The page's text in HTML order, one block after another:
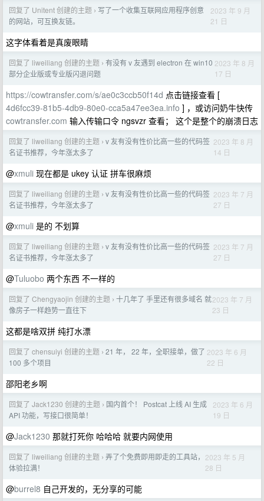
回复了 Unitent 创建的主题 › 写了一个收集互联网应用程序创意
的网站，可互换友链。
2023 年 9 月
21 日
这字体看着是真废眼睛
回复了 liweiliang 创建的主题 › 有没有 v 友遇到 electron 在 win10
部分企业版或专业版闪退问题
2023 年 8 月
17 日
https://cowtransfer.com/s/ae0c3ccb50f14d 点击链接查看 [
4d6fcc39-81b5-4db9-80e0-cca5a47ee3ea.info ] ，或访问奶牛快传
cowtransfer.com 输入传输口令 ngsvzr 查看； 这个是整个的崩溃日志
回复了 liweiliang 创建的主题 › v 友有没有性价比高一些的代码签
名证书推荐，今年涨太多了
2023 年 8 月
14 日
@xmuli 现在都是 ukey 认证 拼车很麻烦
回复了 liweiliang 创建的主题 › v 友有没有性价比高一些的代码签
名证书推荐，今年涨太多了
2023 年 7 月
27 日
@xmuli 是的 不划算
回复了 liweiliang 创建的主题 › v 友有没有性价比高一些的代码签
名证书推荐，今年涨太多了
2023 年 7 月
27 日
@Tuluobo 两个东西 不一样的
回复了 Chengyaojin 创建的主题 › 十几年了 手里还有很多域名 就
像房子一样趋势一直往下
2023 年 7 月
23 日
这都是啥双拼 纯打水漂
回复了 chensuiyi 创建的主题 › 21 年， 22 年，全职接单，做了
100 多个项目
2023 年 6 月
22 日
邵阳老乡啊
回复了 Jack1230 创建的主题 › 国内首个！ Postcat 上线 AI 生成
API 功能，写接口很简单！
2023 年 6 月
19 日
@Jack1230 那就打死你 哈哈哈 就要内网使用
回复了 liweiliang 创建的主题 › 弄了个免费即用即走的工具站，
体验拉满！
2023 年 5 月
28 日
@burrel8 自己开发的，无分享的可能